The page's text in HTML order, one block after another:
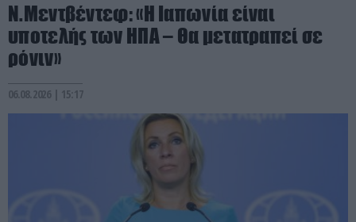
Ν.Μεντβέντεφ: «Η Ιαπωνία είναι
υποτελής των ΗΠΑ – Θα μετατραπεί σε
ρόνιν»
06.08.2026 | 15:17